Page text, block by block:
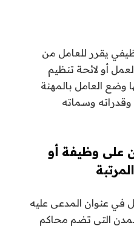
يقرر للعامل من
أو لائحة تنظيم
وضع العامل بالمهنة
وقدراته وسماته
على وظيفة أو
في عنوان المدعى عليه
التي تضم محاكم